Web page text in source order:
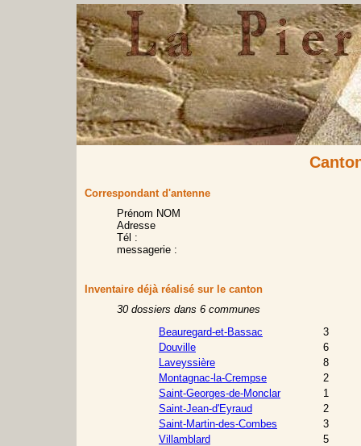
Correspondant d'antenne
Prénom NOM
Adresse
Tél :
messagerie :
Inventaire déjà réalisé sur le canton
30 dossiers dans 6 communes
Beauregard-et-Bassac
3
Douville
6
Laveyssière
8
Montagnac-la-Crempse
2
Saint-Georges-de-Monclar
1
Saint-Jean-d'Eyraud
2
Saint-Martin-des-Combes
3
Villamblard
5